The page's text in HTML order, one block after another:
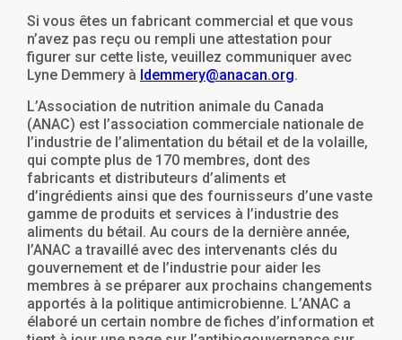
Si vous êtes un fabricant commercial et que vous
n’avez pas reçu ou rempli une attestation pour
figurer sur cette liste, veuillez communiquer avec
Lyne Demmery à ldemmery@anacan.org.
L’Association de nutrition animale du Canada
(ANAC) est l’association commerciale nationale de
l’industrie de l’alimentation du bétail et de la volaille,
qui compte plus de 170 membres, dont des
fabricants et distributeurs d’aliments et
d’ingrédients ainsi que des fournisseurs d’une vaste
gamme de produits et services à l’industrie des
aliments du bétail. Au cours de la dernière année,
l’ANAC a travaillé avec des intervenants clés du
gouvernement et de l’industrie pour aider les
membres à se préparer aux prochains changements
apportés à la politique antimicrobienne. L’ANAC a
élaboré un certain nombre de fiches d’information et